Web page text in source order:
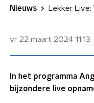
Nieuws Lekker Live:
vr 22 maart 2024 11:13
In het programma
bijzondere live